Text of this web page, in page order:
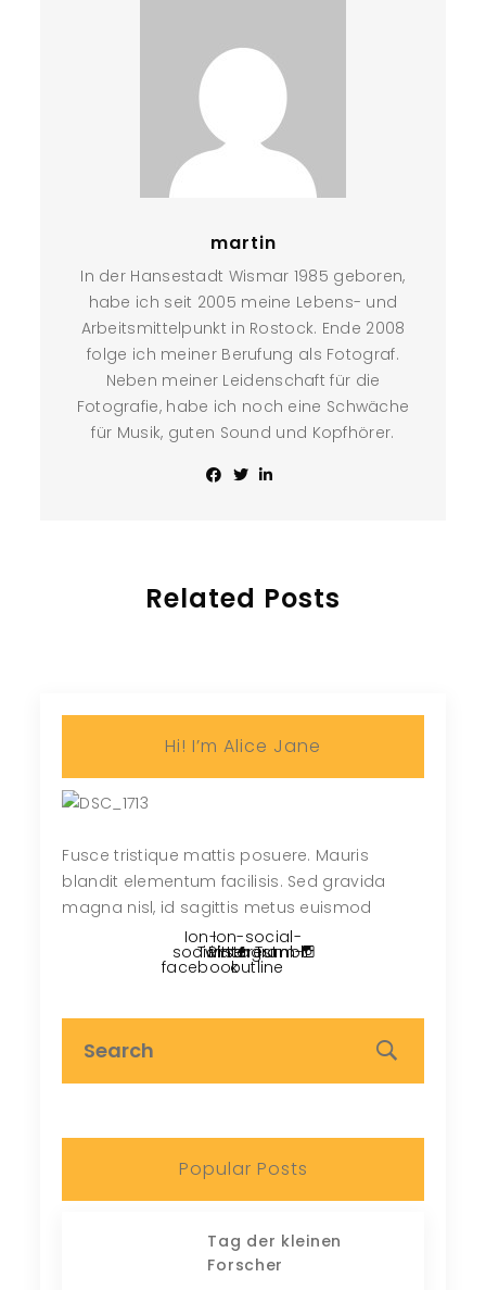
martin
In der Hansestadt Wismar 1985 geboren,
habe ich seit 2005 meine Lebens- und
Arbeitsmittelpunkt in Rostock. Ende 2008
folge ich meiner Berufung als Fotograf.
Neben meiner Leidenschaft für die
Fotografie, habe ich noch eine Schwäche
für Musik, guten Sound und Kopfhörer.
Related Posts
Hi! I’m Alice Jane
Fusce tristique mattis posuere. Mauris
blandit elementum facilisis. Sed gravida
magna nisl, id sagittis metus euismod
Ion-
social-
facebook
Twitter
Pinterest
Ion-social-
instagram-
outline
Tumblr
Popular Posts
Tag der kleinen
Forscher